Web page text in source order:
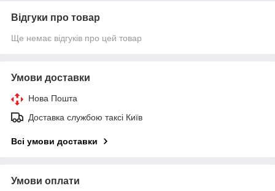
Відгуки про товар
Ще немає відгуків про цей товар
Умови доставки
Нова Пошта
Доставка службою таксі Київ
Всі умови доставки
Умови оплати